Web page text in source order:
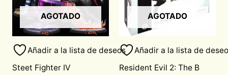
AGOTADO
Añadir a la lista de deseos
Steet Fighter IV
AGOTADO
Añadir a la lista de
Resident Evil 2: The B